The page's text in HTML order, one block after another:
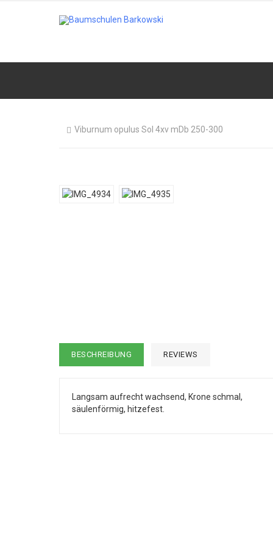
Viburnum opulus Sol 4xv mDb 250-300
BESCHREIBUNG REVIEWS
Langsam aufrecht wachsend, Krone schmal,
säulenförmig, hitzefest.